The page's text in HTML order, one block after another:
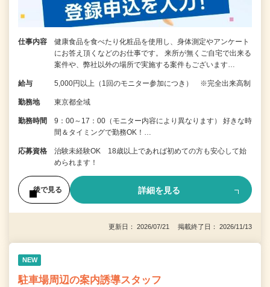
仕事内容
健康食品を食べたり化粧品を使用し、身体測定やアンケート
にお答え頂くなどのお仕事です。 来所が無くご自宅で出来る
案件や、弊社以外の場所で実施する案件もございます…
給与 5,000円以上（1回のモニター参加につき） ※完全出来高制
勤務地 東京都全域
勤務時間
9：00～17：00（モニター内容により異なります） 好きな時
間＆タイミングで勤務OK！…
応募資格
治験未経験OK 18歳以上であれば初めての方も安心して始
められます！
後で見る 詳細を見る
更新日： 2026/07/21 掲載終了日： 2026/11/13
NEW
駐車場周辺の案内誘導スタッフ